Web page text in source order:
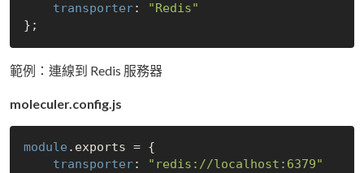
transporter:
"Redis"
範例：連線到 Redis 服務器
moleculer.config.js
module .exports = {
transporter:
"redis://localhost:6379"